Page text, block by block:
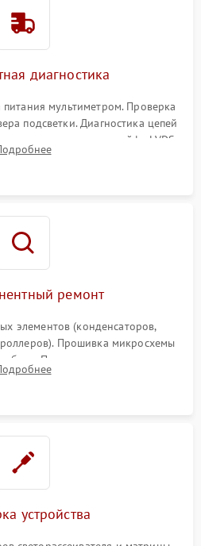
диагностика
мультиметром. Проверка
подсветки. Диагностика цепей
сигналов на шлейфе LVDS
ремонт
элементов (конденсаторов,
Прошивка микросхемы
сбоях. При поломке подсветки —
выгоревших светодиодов.
устройства